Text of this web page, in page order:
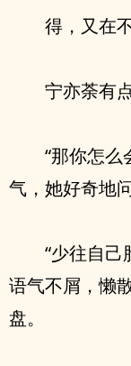
得，又在
宁亦荼有
“那你怎么
气，她好奇地
“少往自己
语气不屑，懒
盘。